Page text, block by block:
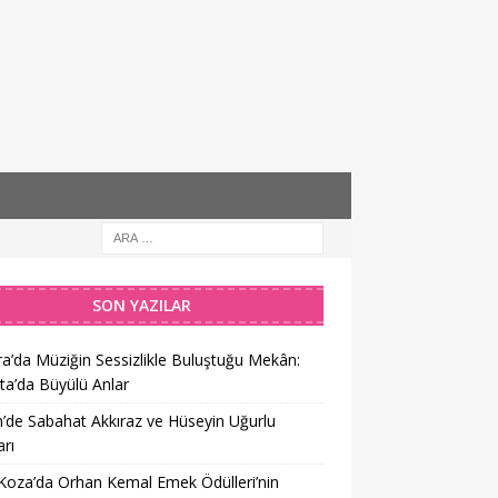
SON YAZILAR
Müziğin Sessizlikle Buluştuğu Mekân:
Büyülü Anlar
Sabahat Akkıraz ve Hüseyin Uğurlu
Orhan Kemal Emek Ödülleri’nin